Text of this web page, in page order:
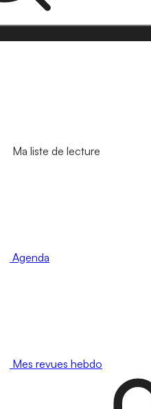
Ma liste de lecture
Agenda
Mes revues hebdo